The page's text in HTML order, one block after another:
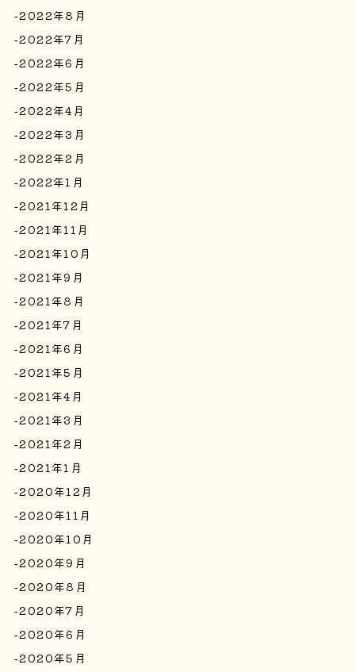
2022年8月
2022年7月
2022年6月
2022年5月
2022年4月
2022年3月
2022年2月
2022年1月
2021年12月
2021年11月
2021年10月
2021年9月
2021年8月
2021年7月
2021年6月
2021年5月
2021年4月
2021年3月
2021年2月
2021年1月
2020年12月
2020年11月
2020年10月
2020年9月
2020年8月
2020年7月
2020年6月
2020年5月